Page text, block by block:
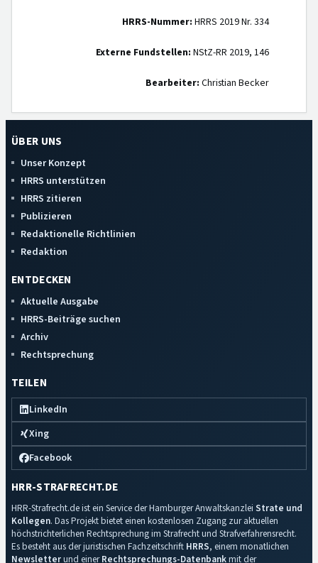
HRRS-Nummer: HRRS 2019 Nr. 334
Externe Fundstellen: NStZ-RR 2019, 146
Bearbeiter: Christian Becker
ÜBER UNS
Unser Konzept
HRRS unterstützen
HRRS zitieren
Publizieren
Redaktionelle Richtlinien
Redaktion
ENTDECKEN
Aktuelle Ausgabe
HRRS-Beiträge suchen
Archiv
Rechtsprechung
TEILEN
LinkedIn
Xing
Facebook
HRR-STRAFRECHT.DE
HRR-Strafrecht.de ist ein Service der Hamburger Anwaltskanzlei Strate und
Kollegen. Das Projekt bietet einen kostenlosen Zugang zur aktuellen
höchstrichterlichen Rechtsprechung im Strafrecht und Strafverfahrensrecht.
Es besteht aus der juristischen Fachzeitschrift HRRS, einem monatlichen
Newsletterund einerRechtsprechungs-Datenbankmit der